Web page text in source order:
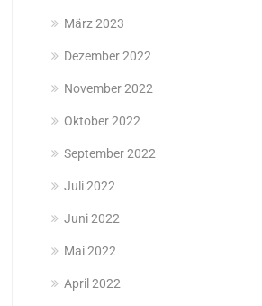
März 2023
Dezember 2022
November 2022
Oktober 2022
September 2022
Juli 2022
Juni 2022
Mai 2022
April 2022